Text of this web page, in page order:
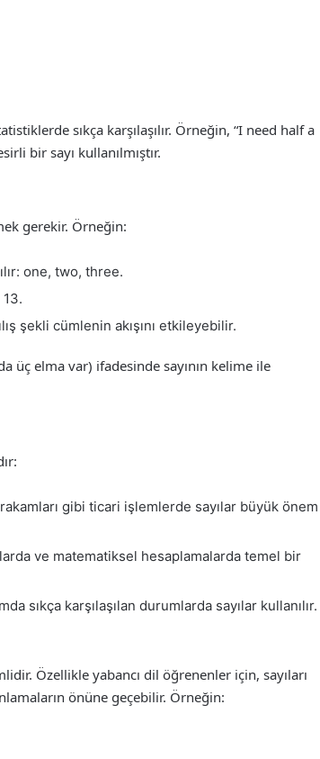
sıkça karşılaşılır. Örneğin, “I need half a
bir sayı kullanılmıştır.
gerekir. Örneğin:
one, two, three.
13.
şekli cümlenin akışını etkileyebilir.
üç elma var) ifadesinde sayının kelime ile
gibi ticari işlemlerde sayılar büyük önem
ve matematiksel hesaplamalarda temel bir
sıkça karşılaşılan durumlarda sayılar kullanılır.
Özellikle yabancı dil öğrenenler için, sayıları
önüne geçebilir. Örneğin: